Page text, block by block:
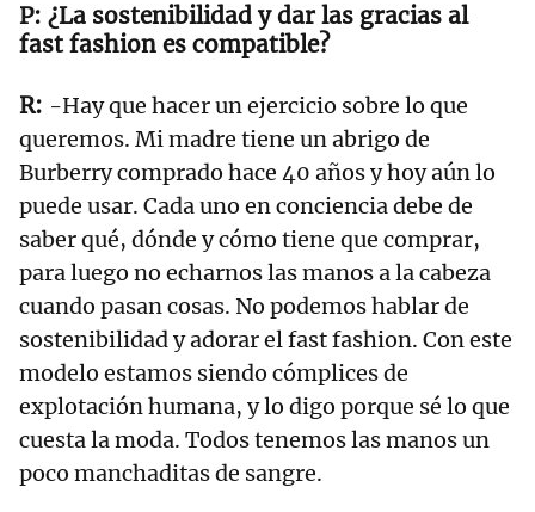
¿La sostenibilidad y dar las gracias al
fast fashion es compatible?
-Hay que hacer un ejercicio sobre lo que
queremos. Mi madre tiene un abrigo de
Burberry comprado hace 40 años y hoy aún lo
puede usar. Cada uno en conciencia debe de
saber qué, dónde y cómo tiene que comprar,
para luego no echarnos las manos a la cabeza
cuando pasan cosas. No podemos hablar de
sostenibilidad y adorar el fast fashion. Con este
modelo estamos siendo cómplices de
explotación humana, y lo digo porque sé lo que
cuesta la moda. Todos tenemos las manos un
poco manchaditas de sangre.